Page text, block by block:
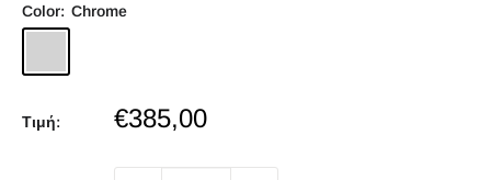
Color: Chrome
Τιμή:
Sale
€385,00